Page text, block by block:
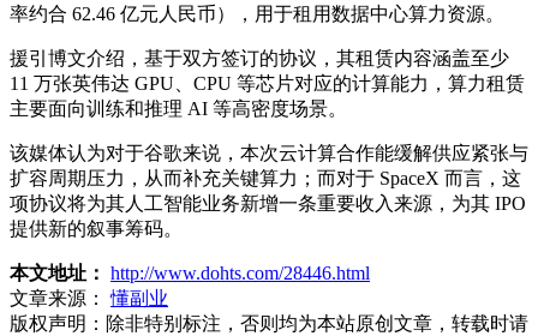
率约合 62.46 亿元人民币），用于租用数据中心算力资源。
援引博文介绍，基于双方签订的协议，其租赁内容涵盖至少
11 万张英伟达 GPU、CPU 等芯片对应的计算能力，算力租赁
主要面向训练和推理 AI 等高密度场景。
该媒体认为对于谷歌来说，本次云计算合作能缓解供应紧张与
扩容周期压力，从而补充关键算力；而对于 SpaceX 而言，这
项协议将为其人工智能业务新增一条重要收入来源，为其 IPO
提供新的叙事筹码。
本文地址： http://www.dohts.com/28446.html
文章来源：
懂副业
版权声明： 除非特别标注，否则均为本站原创文章，转载时请